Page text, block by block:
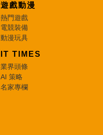
遊戲動漫
熱門遊戲
電競裝備
動漫玩具
IT TIMES
業界頭條
AI 策略
名家專欄